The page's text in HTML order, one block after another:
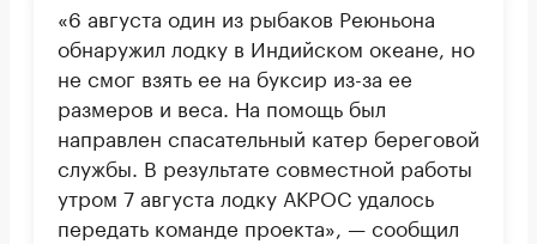
«6 августа один из рыбаков Реюньона
обнаружил лодку в Индийском океане, но
не смог взять ее на буксир из-за ее
размеров и веса. На помощь был
направлен спасательный катер береговой
службы. В результате совместной работы
утром 7 августа лодку АКРОС удалось
передать команде проекта», — сообщил